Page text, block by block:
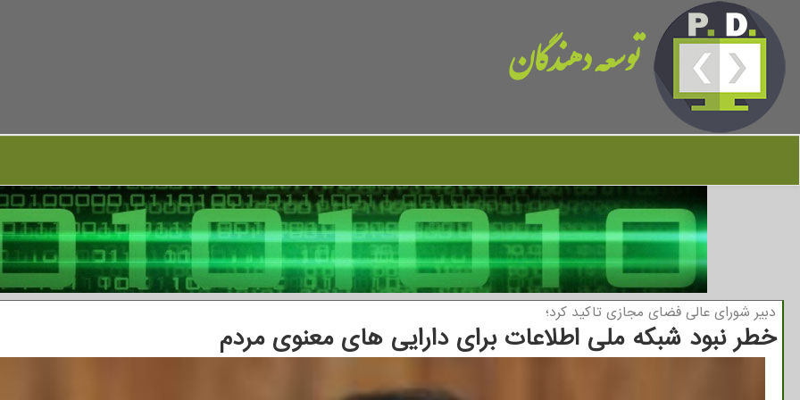
توسعه دهندگان
دبیر شورای عالی فضای مجازی تاكید كرد؛
خطر نبود شبکه ملی اطلاعات برای دارایی های معنوی مردم